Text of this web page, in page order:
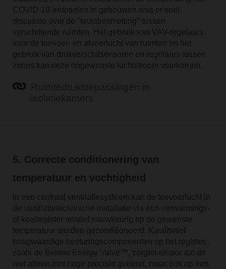
COVID-19-aerosolen in gebouwen was er veel
discussie over de "kruisbesmetting" tussen
verschillende ruimten. Het gebruik van VAV-regelaars
voor de toevoer- en afvoerlucht van ruimten en het
gebruik van drukverschilsensoren en regelaars tussen
zones kan deze ongewenste luchtstroom voorkomen.
5. Correcte conditionering van
temperatuur en vochtigheid
In een centraal ventilatiesysteem kan de toevoerlucht in
de ventilatietechnische installatie via een verwarmings-
of koelregister relatief nauwkeurig op de gewenste
temperatuur worden geconditioneerd. Kwalitatief
hoogwaardige besturingscomponenten op het register,
zoals de Belimo Energy Valve™, zorgen ervoor dat dit
niet alleen met hoge precisie gebeurt, maar ook op een